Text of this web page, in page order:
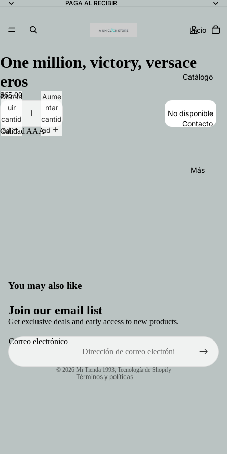
PAGA AL RECIBIR
Inicio
Catálogo
Contacto
Más
One million, victory, versace
eros
$65.00
Dismin
uir
cantid
ad
Aume
ntar
cantid
ad
No disponible
Calidad AAA
You may also like
Join our email list
Get exclusive deals and early access to new products.
Correo electrónico
© 2026 Mi Tienda 1993, Tecnología de Shopify
Términos y políticas
Política de reembolso
Política de envío